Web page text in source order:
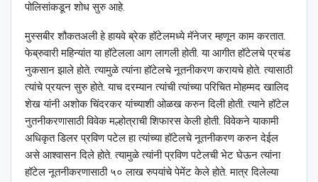
पोलिसांकडून शोध सुरु आहे.
मुस्सबीर शौकतअली हे हायवे ब्रेक हॉटेलमध्ये मॅनेजर म्हणून काम करतात.
फेब्रुवारी महिन्यांत या हॉटेलला आग लागली होती. या आगीत हॉटेलचे प्रचंड
नुकसान झाले होते. त्यामुळे त्यांना हॉटेलचे नूतनीकरण करायचे होते. त्यासाठी
त्यांचे प्रयत्न सुरु होते. याच दरम्यान त्यांची त्यांच्या परिचित मोहम्मद खालिद
शेख यांनी अशोक चिंदरकर यांच्याशी ओळख करुन दिली होती. त्याने हॉटेल
नुतनीकरणासाठी विवेक मल्होत्राची शिफारस केली होती. विवेकने याकामी
अधिकृत डिलर प्रविण पटेल हा त्यांच्या हॉटेलचे नूतनीकरण करुन देईल
असे आश्‍वासन दिले होते. त्यामुळे त्यांनी प्रविण पटेलची भेट घेऊन त्यांना
हॉटेल नूतनीकरणासाठी ५० लाख रुपयांचे पेमेंट केले होते. मात्र दिलेल्या